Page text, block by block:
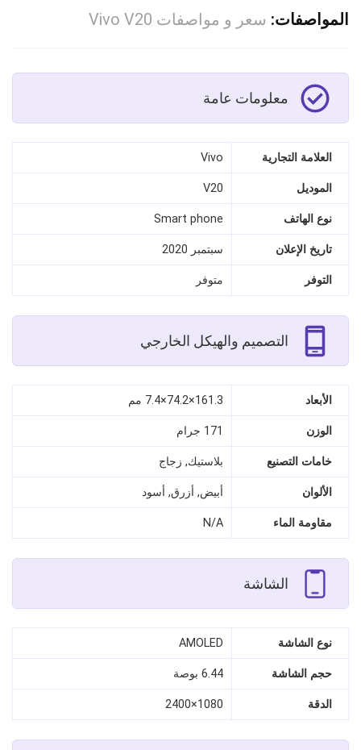
المواصفات: سعر و مواصفات Vivo V20
معلومات عامة
العلامة التجارية Vivo
الموديل V20
نوع الهاتف Smart phone
تاريخ الإعلان سبتمبر 2020
التوفر متوفر
التصميم والهيكل الخارجي
الأبعاد 161.3×74.2×7.4 مم
الوزن 171 جرام
خامات التصنيع بلاستيك, زجاج
الألوان أبيض, أزرق, أسود
مقاومة الماء N/A
الشاشة
نوع الشاشة AMOLED
حجم الشاشة 6.44 بوصة
الدقة 1080×2400